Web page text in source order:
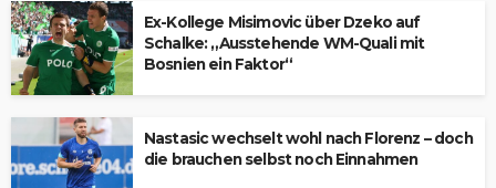
Ex-Kollege Misimovic über Dzeko auf
Schalke: „Ausstehende WM-Quali mit
Bosnien ein Faktor“
Nastasic wechselt wohl nach Florenz – doch
die brauchen selbst noch Einnahmen